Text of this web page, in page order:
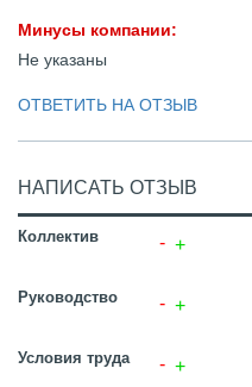
Минусы компании:
Не указаны
ОТВЕТИТЬ НА ОТЗЫВ
НАПИСАТЬ ОТЗЫВ
Коллектив
Руководство
Условия труда